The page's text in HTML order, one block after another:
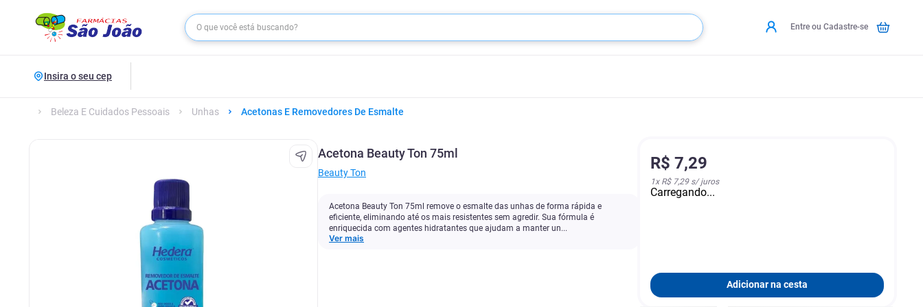
Entre ou Cadastre-se
Insira o seu cep
Beleza E Cuidados Pessoais Unhas Acetonas E Removedores De Esmalte
Acetona Beauty Ton 75ml
Beauty Ton
Acetona Beauty Ton 75ml remove o esmalte das unhas de forma rápida e
eficiente, eliminando até os mais resistentes sem agredir. Sua fórmula é
enriquecida com agentes hidratantes que ajudam a manter un...
Ver mais
R$ 7,29
1x R$ 7,29s/ juros
Carregando...
Adicionar na cesta